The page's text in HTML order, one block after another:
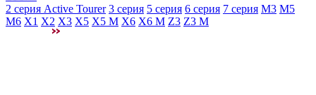
2 серия Active Tourer 3 серия 5 серия 6 серия 7 серия M3 М5
M6 X1 X2 X3 X5 X5 M X6 X6 M Z3 Z3 M